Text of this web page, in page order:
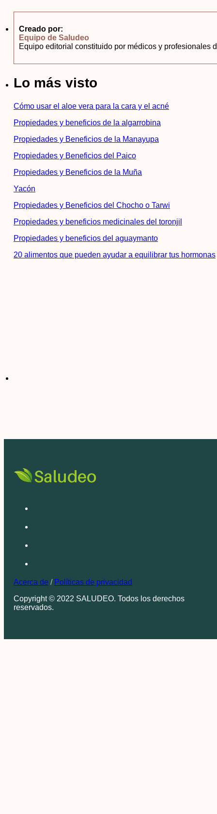
Creado por:
Equipo de Saludeo
Equipo editorial constituido por médicos y profesionales
Lo más visto
Cómo usar el aloe vera para la cara y el acné
Propiedades y beneficios de la algarrobina
Propiedades y Beneficios de la Manayupa
Propiedades y Beneficios del Paico
Propiedades y Beneficios de la Muña
Yacón
Propiedades y Beneficios del Chocho o Tarwi
Propiedades y beneficios medicinales del toronjil
Propiedades y beneficios del aguaymanto
20 alimentos que pueden ayudar a equilibrar tus hormonas
Acerca de / Políticas de privacidad
Copyright © 2022 SALUDEO. Todos los derechos
reservados.